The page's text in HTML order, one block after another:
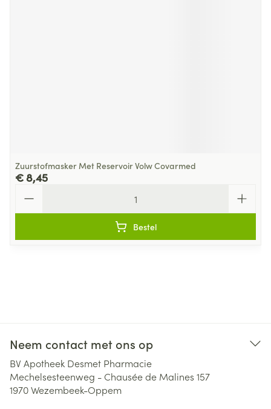
Zuurstofmasker Met Reservoir Volw Covarmed
€ 8,45
Bestel
Neem contact met ons op
BV Apotheek Desmet Pharmacie
Mechelsesteenweg - Chausée de Malines 157
1970Wezembeek-Oppem